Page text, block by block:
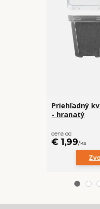
Priehľadný
- hranatý
cena od
€ 1,99/ks